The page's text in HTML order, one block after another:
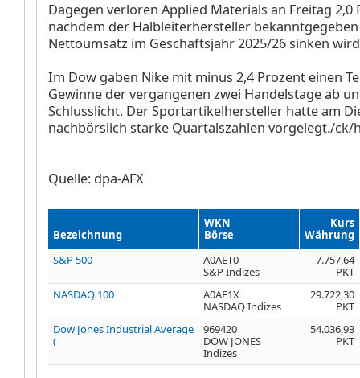
Dagegen verloren Applied Materials an Freitag 2,0
nachdem der Halbleiterhersteller
Nettoumsatz im Geschäftsjahr 2025/26 sinken
Im Dow gaben Nike mit minus 2,4 Prozent einen
Gewinne der vergangenen zwei Handelstage ab
Schlusslicht. Der Sportartikelhersteller hatte am
nachbörslich starke Quartalszahlen vorgelegt./ck/
Quelle: dpa-AFX
Bezeichnung
WKN
Börse
Kurs
Währung
S&P 500
A0AET0
S&P Indizes
7.757,64
PKT
NASDAQ 100
A0AE1X
NASDAQ Indizes
29.722,30
PKT
Dow Jones Industrial Average
(
969420
DOW JONES
Indizes
54.036,93
PKT